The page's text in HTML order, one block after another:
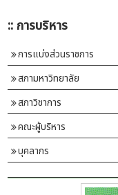
:: การบริหาร
การแบ่งส่วนราชการ
สภามหาวิทยาลัย
สภาวิชาการ
คณะผู้บริหาร
บุคลากร